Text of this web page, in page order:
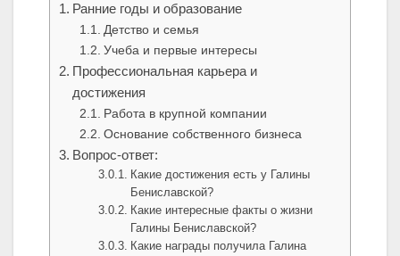
Ранние годы и образование
Детство и семья
Учеба и первые интересы
Профессиональная карьера и
достижения
Работа в крупной компании
Основание собственного бизнеса
Вопрос-ответ:
Какие достижения есть у Галины
Бениславской?
Какие интересные факты о жизни
Галины Бениславской?
Какие награды получила Галина